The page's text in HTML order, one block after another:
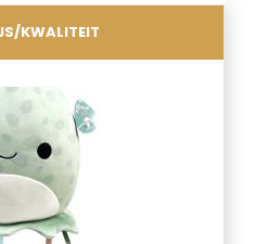
KWALITEIT